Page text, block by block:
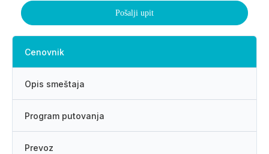
Pošalji upit
Cenovnik
Opis smeštaja
Program putovanja
Prevoz